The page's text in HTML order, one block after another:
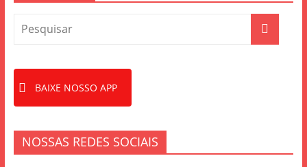
BAIXE NOSSO APP
NOSSAS REDES SOCIAIS